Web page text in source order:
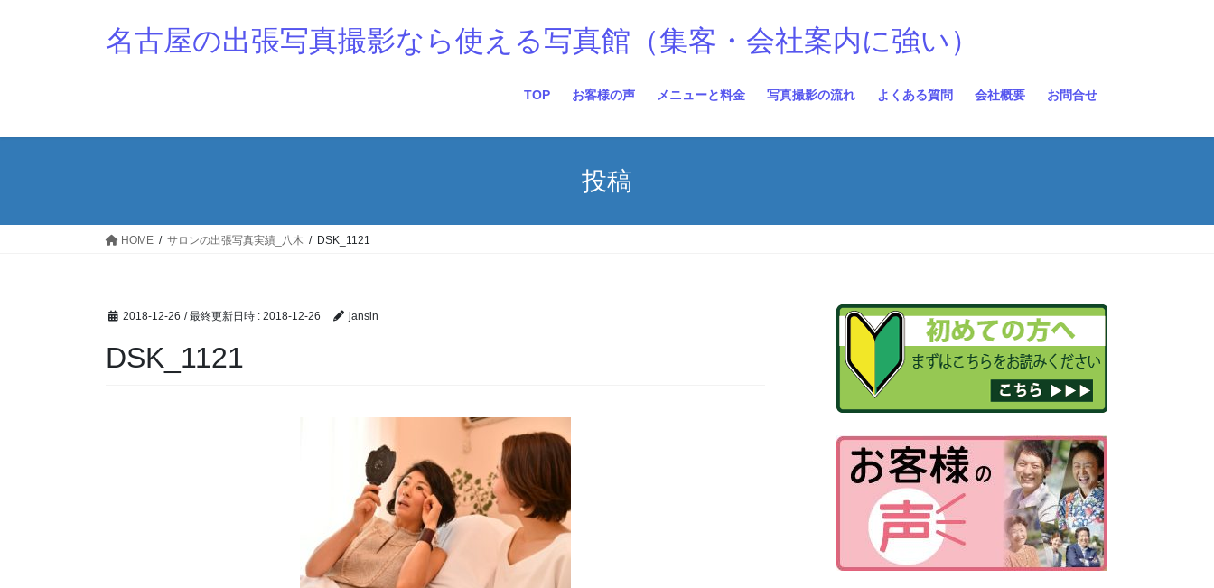
ス
ン
名古屋の出張写真撮影なら使える写真館（集客・会社案内に強い）
TOP お客様の声 メニューと料金 写真撮影の流れ よくある質問 会社概要 お問合せ
投稿
HOME サロンの出張写真実績_八木 DSK_1121
2018-12-26 / 最終更新日時 : 2018-12-26 jansin
DSK_1121